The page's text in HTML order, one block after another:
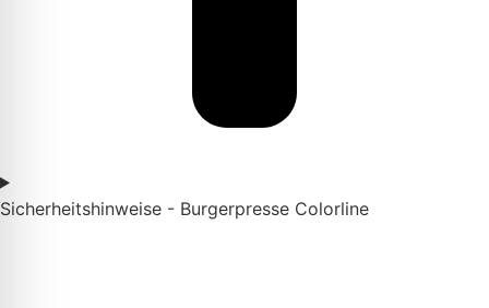
Sicherheitshinweise - Burgerpresse Colorline